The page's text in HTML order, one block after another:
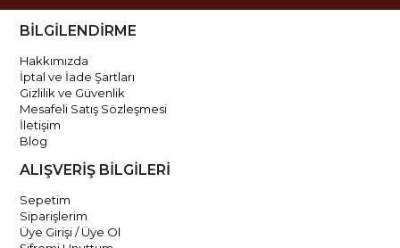
BİLGİLENDİRME
Hakkımızda
İptal ve İade Şartları
Gizlilik ve Güvenlik
Mesafeli Satış Sözleşmesi
İletişim
Blog
ALIŞVERİŞ BİLGİLERİ
Sepetim
Siparişlerim
Üye Girişi / Üye Ol